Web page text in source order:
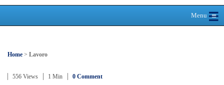
Menu≡
☰
Home > Lavoro
556 Views 1 Min 0 Comment